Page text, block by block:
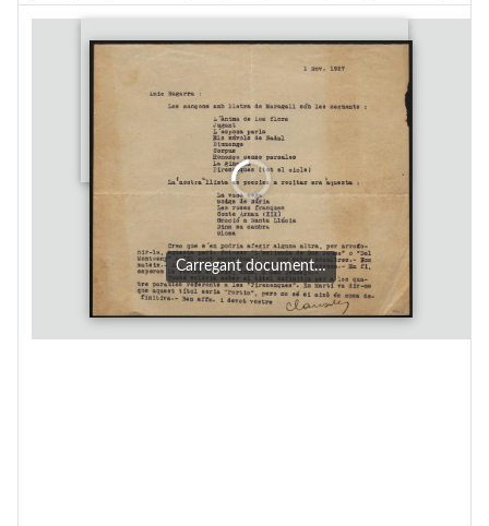
Carregant document…